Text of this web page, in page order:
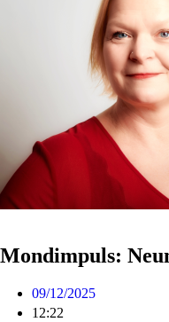
Mondimpuls:
09/12/2025
12:22